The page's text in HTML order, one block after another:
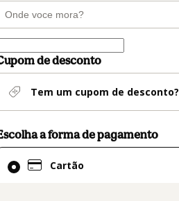
de desconto
Tem um cupom de desconto?
a forma de pagamento
Cartão
selecionado